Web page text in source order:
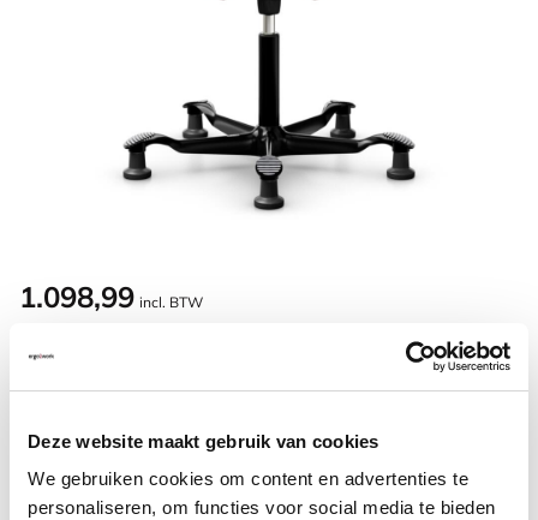
Deze website maakt gebruik van cookies
We gebruiken cookies om content en advertenties te
personaliseren, om functies voor social media te bieden
1.098,99 incl. BTW
Aantal: